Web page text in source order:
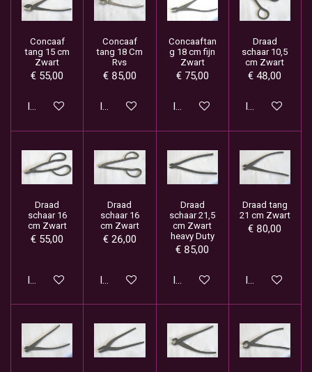
Concaaf
tang 15 cm
Zwart
€ 55,00
In winkelwagen
Concaaf
tang 18 Cm
Rvs
€ 85,00
In winkelwagen
Concaaftan
g 18 cm fijn
Zwart
€ 75,00
In winkelwagen
Draad
schaar 10,5
cm Zwart
€ 48,00
In
Draad
schaar 16
cm Zwart
€ 55,00
In winkelwagen
Draad
schaar 16
cm Zwart
€ 26,00
In winkelwagen
Draad
schaar 21,5
cm Zwart
heavy Duty
€ 85,00
In winkelwagen
Draad tang
21 cm Zwart
€ 80,00
In